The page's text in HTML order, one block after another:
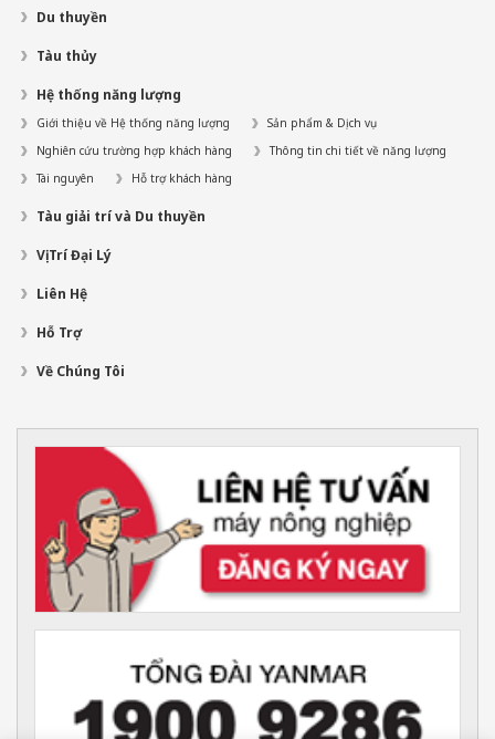
Du thuyền
Tàu thủy
Hệ thống năng lượng
Giới thiệu về Hệ thống năng lượng
Sản phẩm & Dịch vụ
Nghiên cứu trường hợp khách hàng
Thông tin chi tiết về năng lượng
Tài nguyên
Hỗ trợ khách hàng
Tàu giải trí và Du thuyền
Vị Trí Đại Lý
Liên Hệ
Hỗ Trợ
Về Chúng Tôi